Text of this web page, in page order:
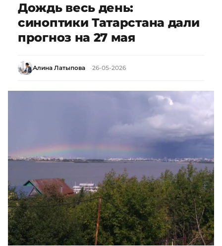
Дождь весь день:
синоптики Татарстана дали
прогноз на 27 мая
Алина Латыпова 26-05-2026